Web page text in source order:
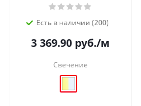
Есть в наличии (200)
3 369.90 руб./м
Свечение